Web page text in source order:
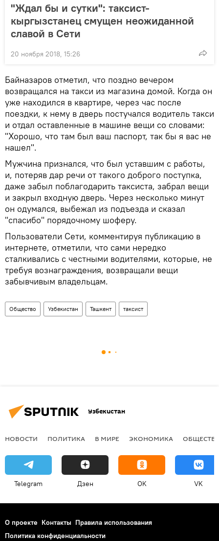
"Ждал бы и сутки": таксист-
кыргызстанец смущен неожиданной
славой в Сети
20 ноября 2018, 15:26
Байназаров отметил, что поздно вечером
возвращался на такси из магазина домой. Когда он
уже находился в квартире, через час после
поездки, к нему в дверь постучался водитель такси
и отдал оставленные в машине вещи со словами:
"Хорошо, что там был ваш паспорт, так бы я вас не
нашел".
Мужчина признался, что был уставшим с работы,
и, потеряв дар речи от такого доброго поступка,
даже забыл поблагодарить таксиста, забрал вещи
и закрыл входную дверь. Через несколько минут
он одумался, выбежал из подъезда и сказал
"спасибо" порядочному шоферу.
Пользователи Сети, комментируя публикацию в
интернете, отметили, что сами нередко
сталкивались с честными водителями, которые, не
требуя вознаграждения, возвращали вещи
забывчивым владельцам.
Общество Узбекистан Ташкент таксист
Узбекистан
НОВОСТИ ПОЛИТИКА В МИРЕ ЭКОНОМИКА
Telegram Дзен OK VK
О проекте Контакты Правила использования
Политика конфиденциальности